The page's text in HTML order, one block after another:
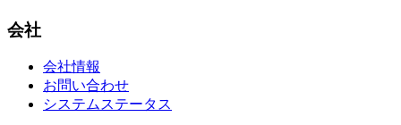
会社
会社情報
お問い合わせ
システムステータス